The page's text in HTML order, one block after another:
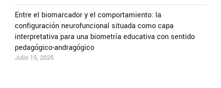
Entre el biomarcador y el comportamiento: la
configuración neurofuncional situada como capa
interpretativa para una biometría educativa con sentido
pedagógico-andragógico
Julio 15, 2026